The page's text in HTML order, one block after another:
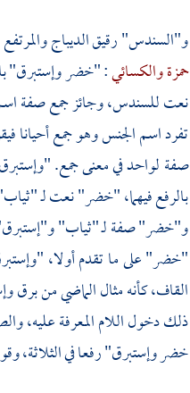
و"السندس" رقيق الديباج
حمزةوالكسائي: "خضر وإستبرق"
نعت للسندس، وجائز جمع صفة اسم
تفرد اسم الجنس وهو جمع
صفة لواحد في معنى جمع.
بالرفع فيهما، "خضر" نعت لـ
و"خضر" صفة لـ "ثياب"
"خضر" على ما تقدم أولا،
القاف، كأنه مثال الماضي من
ذلك دخول اللام المعرفة عليه،
خضر وإستبرق" رفعا في الثلاثة،